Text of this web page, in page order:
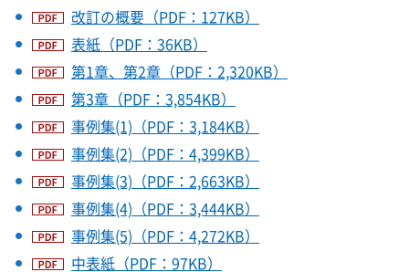
改訂の概要（PDF：127KB）
表紙（PDF：36KB）
第1章、第2章（PDF：2,320KB）
第3章（PDF：3,854KB）
事例集(1)（PDF：3,184KB）
事例集(2)（PDF：4,399KB）
事例集(3)（PDF：2,663KB）
事例集(4)（PDF：3,444KB）
事例集(5)（PDF：4,272KB）
中表紙（PDF：97KB）